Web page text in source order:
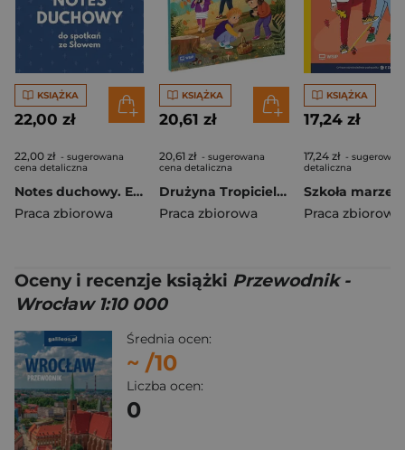
KSIĄŻKA
22,00 zł
22,00 zł - sugerowana
cena detaliczna
Notes duchowy. Ewangelia wg. Marka
Praca zbiorowa
KSIĄŻKA
20,61 zł
20,61 zł - sugerowana
cena detaliczna
Drużyna Tropicieli SP 1 podręcznik cz.1
Praca zbiorowa
KSIĄŻKA
17,24 zł
17,24 zł -
detaliczna
Praca zbiorowa
Oceny i recenzje książki Przewodnik -
Wrocław 1:10 000
Średnia ocen:
~ /10
Liczba ocen:
0